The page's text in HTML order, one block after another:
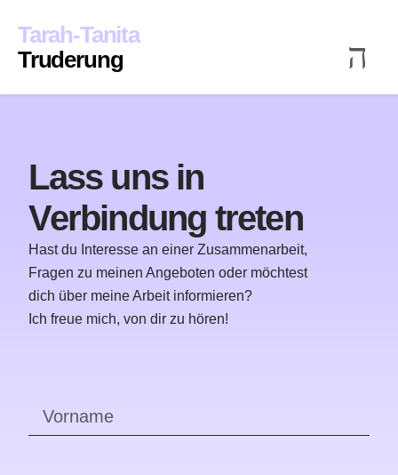
Tarah-Tanita
Truderung
Lass uns in
Verbindung treten
Hast du Interesse an einer Zusammenarbeit,
Fragen zu meinen Angeboten oder möchtest
dich über meine Arbeit informieren?
Ich freue mich, von dir zu hören!